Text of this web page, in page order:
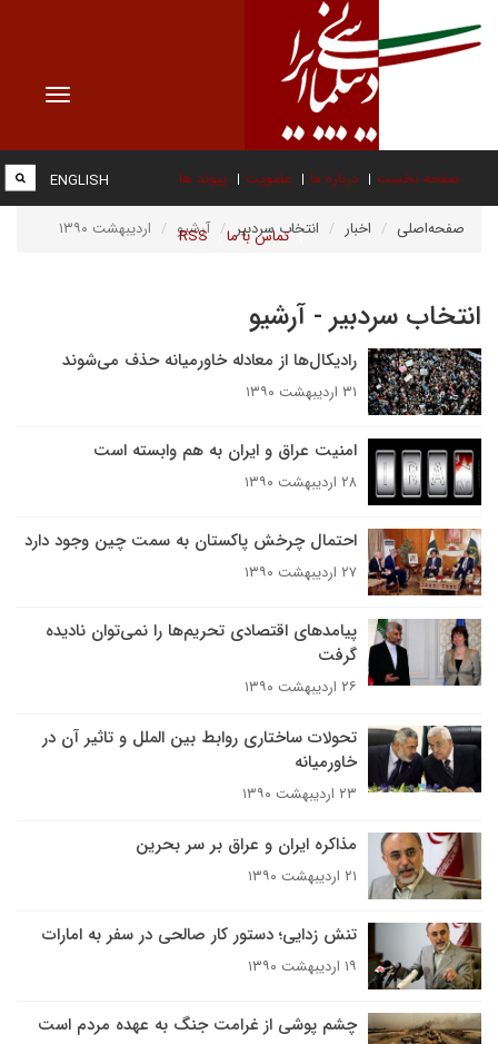
Toggle
صفحه نخست درباره ما عضویت پیوند ها
تماس با ما RSS
ENGLISH
صفحه‌اصلی اخبار انتخاب سردبیر آرشیو اردیبهشت ۱۳۹۰
انتخاب سردبیر - آرشیو
رادیکال‌ها از معادله خاورمیانه حذف می‌شوند
۳۱ اردیبهشت ۱۳۹۰
امنیت عراق و ایران به هم وابسته است
۲۸ اردیبهشت ۱۳۹۰
احتمال چرخش پاکستان به سمت چین وجود دارد
۲۷ اردیبهشت ۱۳۹۰
پیامدهای اقتصادی تحریم‌ها را نمی‌توان نادیده
گرفت
۲۶ اردیبهشت ۱۳۹۰
تحولات ساختاری روابط بین الملل و تاثیر آن در
خاورمیانه
۲۳ اردیبهشت ۱۳۹۰
مذاکره ایران و عراق بر سر بحرین
۲۱ اردیبهشت ۱۳۹۰
تنش زدایی؛ دستور کار صالحی در سفر به امارات
۱۹ اردیبهشت ۱۳۹۰
چشم پوشی از غرامت جنگ به عهده مردم است